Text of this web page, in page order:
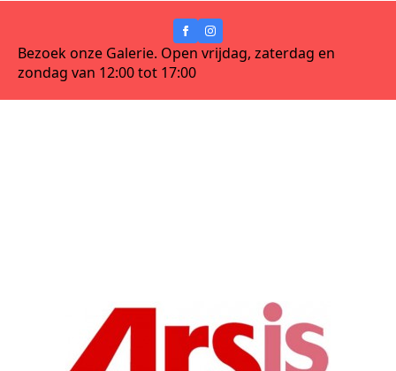
Bezoek onze Galerie. Open vrijdag, zaterdag en
zondag van 12:00 tot 17:00